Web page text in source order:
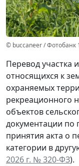
© buccaneer / Фотобанк
Перевод участка
относящихся к
охраняемых
рекреационного
объектов
документации по
принятия акта о
категории в
2026 г. № 320-ФЗ).